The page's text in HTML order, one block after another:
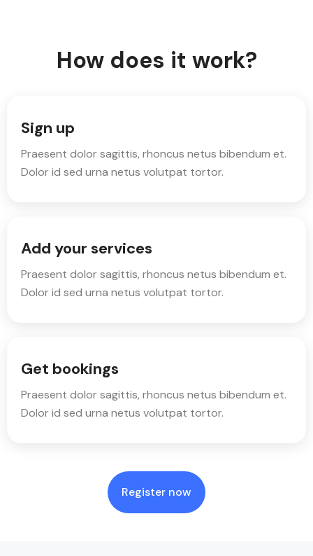
How does it work?
Sign up
Praesent dolor sagittis, rhoncus netus bibendum et.
Dolor id sed urna netus volutpat tortor.
Add your services
Praesent dolor sagittis, rhoncus netus bibendum et.
Dolor id sed urna netus volutpat tortor.
Get bookings
Praesent dolor sagittis, rhoncus netus bibendum et.
Dolor id sed urna netus volutpat tortor.
Register now